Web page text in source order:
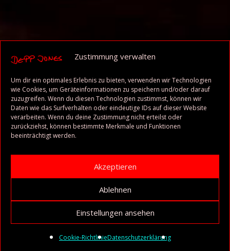
Zustimmung verwalten
Um dir ein optimales Erlebnis zu bieten, verwenden wir Technologien
wie Cookies, um Geräteinformationen zu speichern und/oder darauf
zuzugreifen. Wenn du diesen Technologien zustimmst, können wir
Daten wie das Surfverhalten oder eindeutige IDs auf dieser Website
verarbeiten. Wenn du deine Zustimmung nicht erteilst oder
zurückziehst, können bestimmte Merkmale und Funktionen
beeinträchtigt werden.
Akzeptieren
Ablehnen
Einstellungen ansehen
Cookie-RichtlinieDatenschutzerklärung